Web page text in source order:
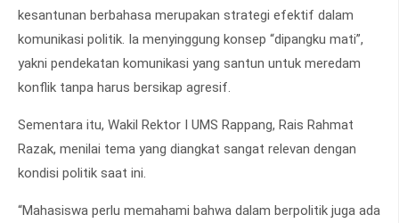
kesantunan berbahasa merupakan strategi efektif dalam
komunikasi politik. Ia menyinggung konsep “dipangku mati”,
yakni pendekatan komunikasi yang santun untuk meredam
konflik tanpa harus bersikap agresif.
Sementara itu, Wakil Rektor I UMS Rappang, Rais Rahmat
Razak, menilai tema yang diangkat sangat relevan dengan
kondisi politik saat ini.
“Mahasiswa perlu memahami bahwa dalam berpolitik juga ada